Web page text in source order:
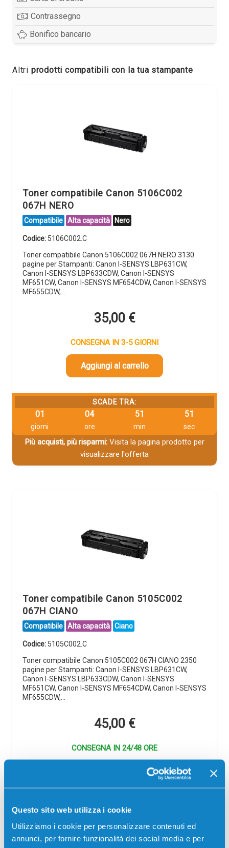
Questo sito web utilizza i cookie
Utilizziamo i cookie per personalizzare contenuti ed
annunci, per fornire funzionalità dei social media e per
Contrassegno
Bonifico bancario
Altri prodotti compatibili con la tua stampante
Toner compatibile Canon 5106C002
067H NERO
Compatibile Alta capacità Nero
Codice: 5106C002.C
Toner compatibile Canon 5106C002 067H NERO 3130
pagine per Stampanti: Canon I-SENSYS LBP631CW,
Canon I-SENSYS LBP633CDW, Canon I-SENSYS
MF651CW, Canon I-SENSYS MF654CDW, Canon I-SENSYS
MF655CDW,…
35,00 €
CONSEGNA IN 3-5 GIORNI
Aggiungi al carrello
SCADE TRA:
01
giorni
04
ore
51
min
51
sec
Più acquisti, più risparmi:Visita la pagina prodotto per
visualizzare l'offerta
Toner compatibile Canon 5105C002
067H CIANO
Compatibile Alta capacità Ciano
Codice: 5105C002.C
Toner compatibile Canon 5105C002 067H CIANO 2350
pagine per Stampanti: Canon I-SENSYS LBP631CW,
Canon I-SENSYS LBP633CDW, Canon I-SENSYS
MF651CW, Canon I-SENSYS MF654CDW, Canon I-SENSYS
MF655CDW,…
45,00 €
CONSEGNA IN 24/48 ORE
Aggiungi al carrello
SCADE TRA:
ore